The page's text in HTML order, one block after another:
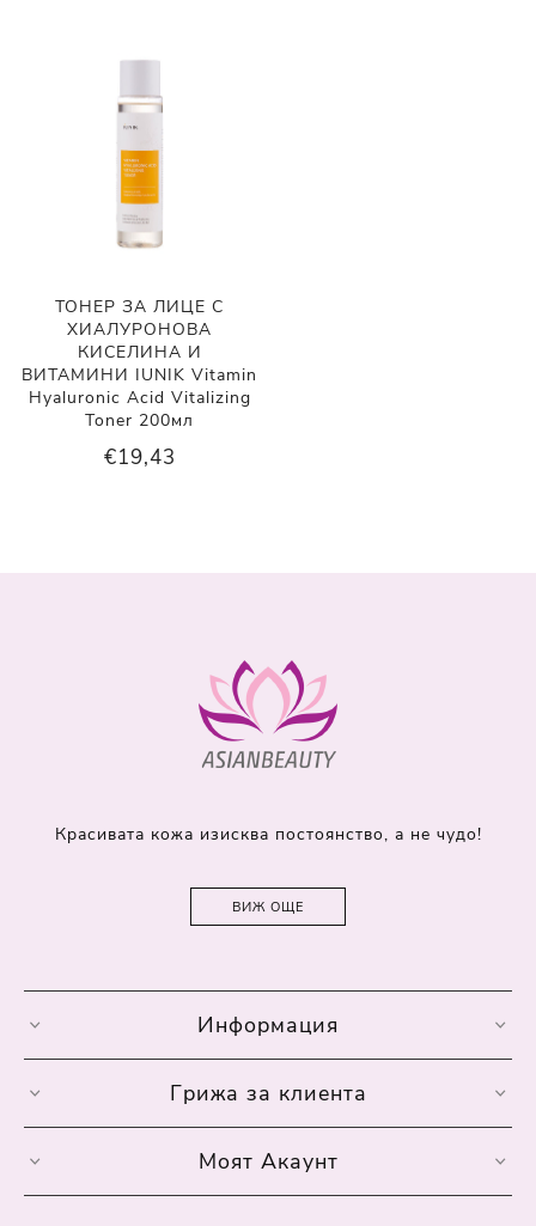
ТОНЕР ЗА ЛИЦЕ С
ХИАЛУРОНОВА
КИСЕЛИНА И
ВИТАМИНИ IUNIK Vitamin
Hyaluronic Acid Vitalizing
Toner 200мл
€19,43
Красивата кожа изисква постоянство, а не чудо!
ВИЖ ОЩЕ
Информация
Грижа за клиента
Моят Акаунт